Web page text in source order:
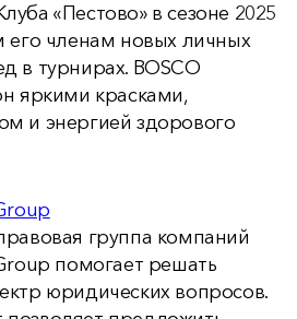
«Пестово» в сезоне 2025
его членам новых личных
в турнирах. BOSCO
яркими красками,
и энергией здорового
группа компаний
помогает решать
юридических вопросов.